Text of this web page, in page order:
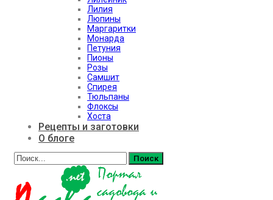
Лилия
Люпины
Маргаритки
Монарда
Петуния
Пионы
Розы
Самшит
Спирея
Тюльпаны
Флоксы
Хоста
Рецепты и заготовки
О блоге